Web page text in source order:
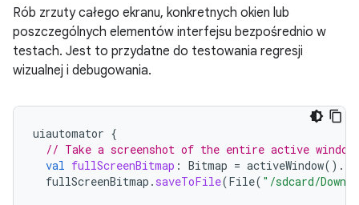
Rób zrzuty całego ekranu, konkretnych okien lub
poszczególnych elementów interfejsu bezpośrednio w
testach. Jest to przydatne do testowania regresji
wizualnej i debugowania.
uiautomator {
// Take a screenshot of the entire active window
val fullScreenBitmap : Bitmap = activeWindow().
fullScreenBitmap . saveToFile(File( "/sdcard/